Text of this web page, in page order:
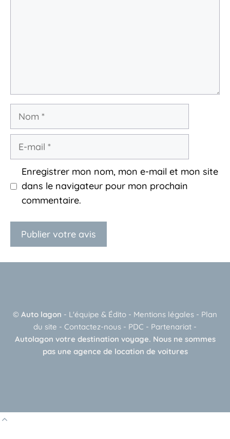
Nom
Enregistrer mon nom, mon e-mail et mon site
dans le navigateur pour mon prochain
commentaire.
r
a
© Auto lagon - L'équipe & Édito - Mentions légales - Plan
du site - Contactez-nous - PDC - Partenariat -
Autolagon votre destination voyage. Nous ne sommes
pas une agence de location de voitures